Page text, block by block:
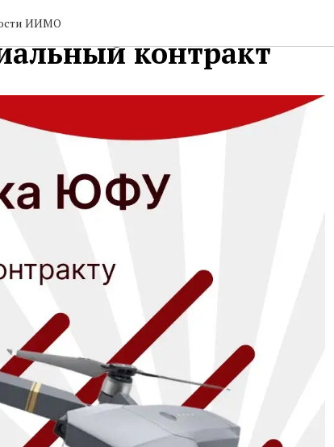
ИИМОЮФУ,
контракт